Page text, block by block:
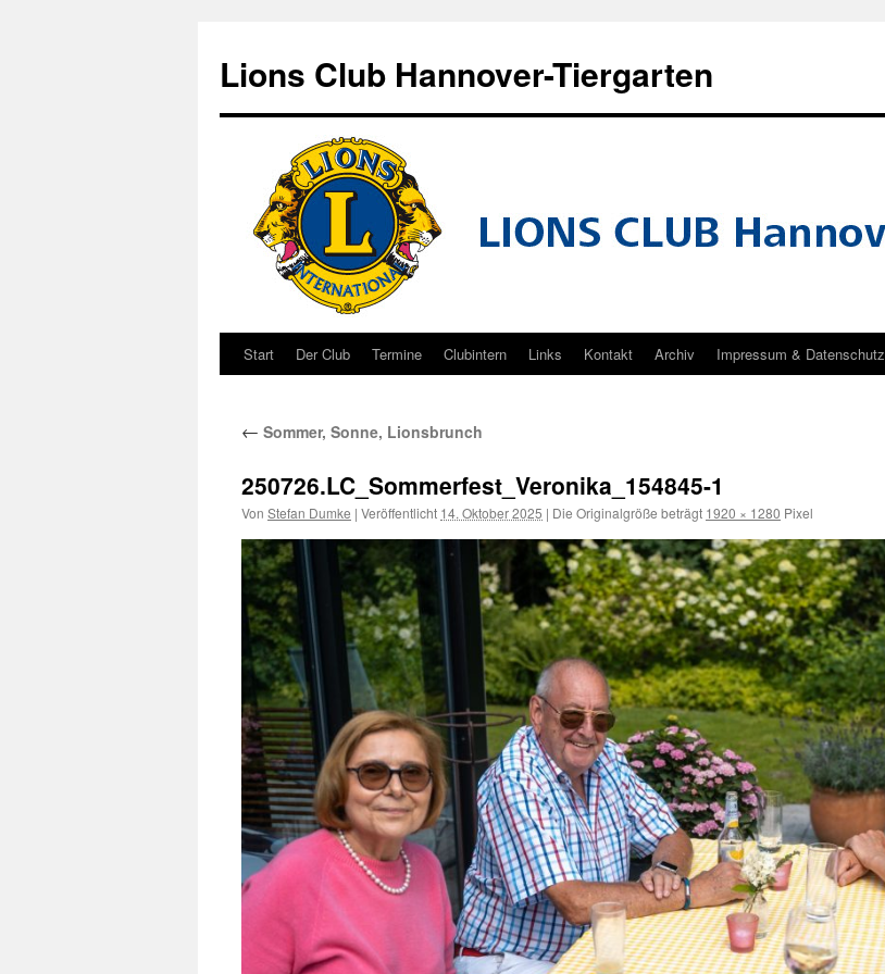
springen
Lions Club Hannover-Tiergarten
Start Der Club Termine Clubintern Links Kontakt Archiv Impressum & Datenschutz
← Sommer, Sonne, Lionsbrunch
250726.LC_Sommerfest_Veronika_154845-1
Von Stefan Dumke | Veröffentlicht 14. Oktober 2025 | Die Originalgröße beträgt 1920 × 1280 Pixel